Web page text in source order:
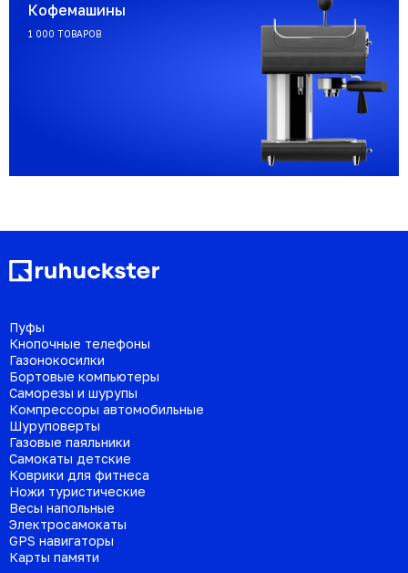
Кофемашины
1 000 ТОВАРОВ
Пуфы
Кнопочные телефоны
Газонокосилки
Бортовые компьютеры
Саморезы и шурупы
Компрессоры автомобильные
Шуруповерты
Газовые паяльники
Самокаты детские
Коврики для фитнеса
Ножи туристические
Весы напольные
Электросамокаты
GPS навигаторы
Карты памяти